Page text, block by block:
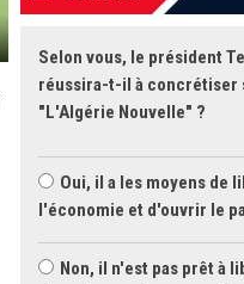
Selon vous, le président
réussira-t-il à concrétiser
"L'Algérie Nouvelle" ?
Oui, il a les moyens de
l'économie et d'ouvrir le
Non, il n'est pas prêt à